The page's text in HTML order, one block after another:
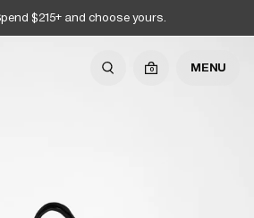
$215+ and choose yours.
0 MENU